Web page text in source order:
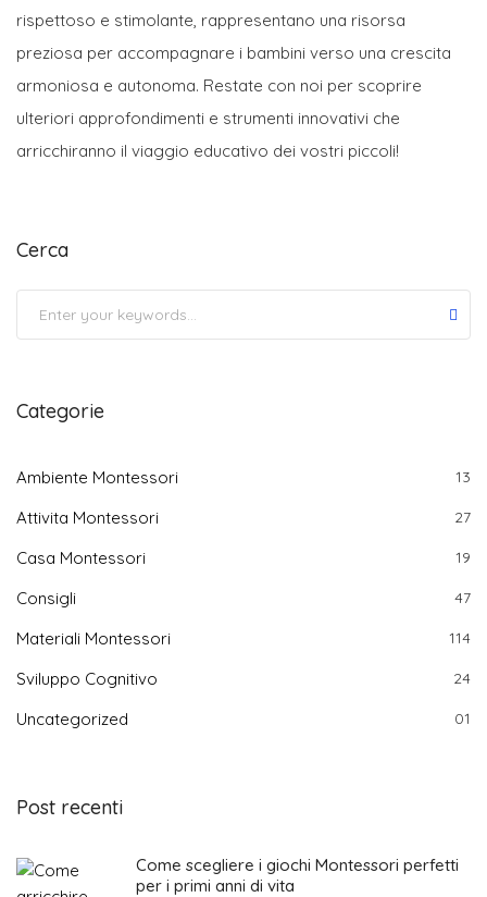
rispettoso e stimolante, rappresentano una risorsa
preziosa per accompagnare i bambini verso una crescita
armoniosa e autonoma. Restate con noi per scoprire
ulteriori approfondimenti e strumenti innovativi che
arricchiranno il viaggio educativo dei vostri piccoli!
Cerca
Categorie
Ambiente Montessori 13
Attivita Montessori 27
Casa Montessori 19
Consigli 47
Materiali Montessori 114
Sviluppo Cognitivo 24
Uncategorized 01
Post recenti
Come scegliere i giochi Montessori perfetti
per i primi anni di vita